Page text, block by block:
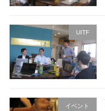
UITF
イベント